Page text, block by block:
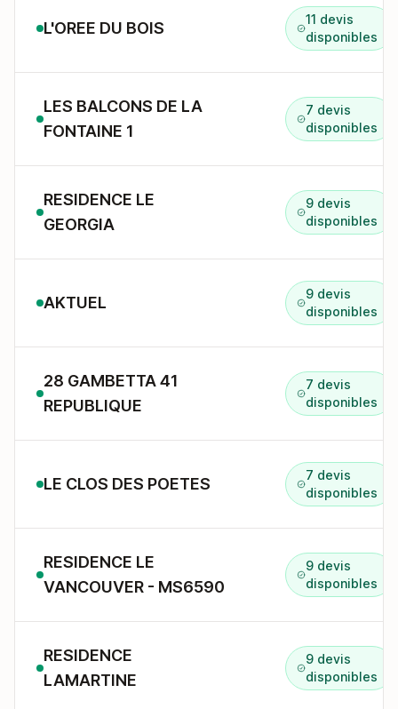
L'OREE DU BOIS
11 devis
disponibles
LES BALCONS DE LA
FONTAINE 1
7 devis
disponibles
RESIDENCE LE
GEORGIA
9 devis
disponibles
AKTUEL
9 devis
disponibles
28 GAMBETTA 41
REPUBLIQUE
7 devis
disponibles
LE CLOS DES POETES
7 devis
disponibles
RESIDENCE LE
VANCOUVER - MS6590
9 devis
disponibles
RESIDENCE
LAMARTINE
9 devis
disponibles